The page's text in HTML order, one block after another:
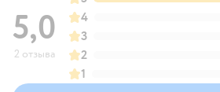
5,0
2 отзыва
4
3
2
1